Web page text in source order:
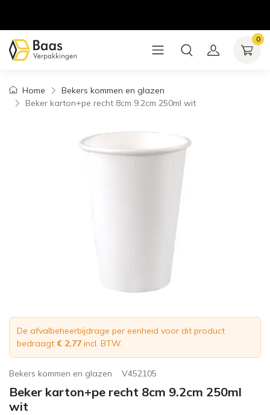
0
Home
Bekers kommen en glazen
Beker karton+pe recht 8cm 9.2cm 250ml wit
De afvalbeheerbijdrage per eenheid voor dit product
bedraagt € 2,77 incl. BTW.
Bekers kommen en glazen V452105
Beker karton+pe recht 8cm 9.2cm 250ml
wit